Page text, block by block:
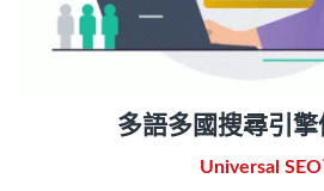
多語多國搜尋引
Universal